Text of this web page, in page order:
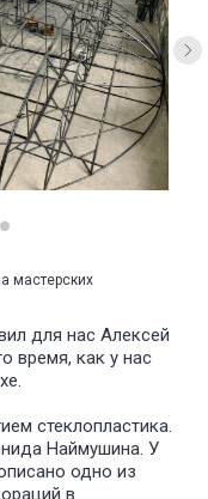
мастерских
для нас Алексей
время, как у нас
стеклопластика.
Наймушина. У
одно из
в